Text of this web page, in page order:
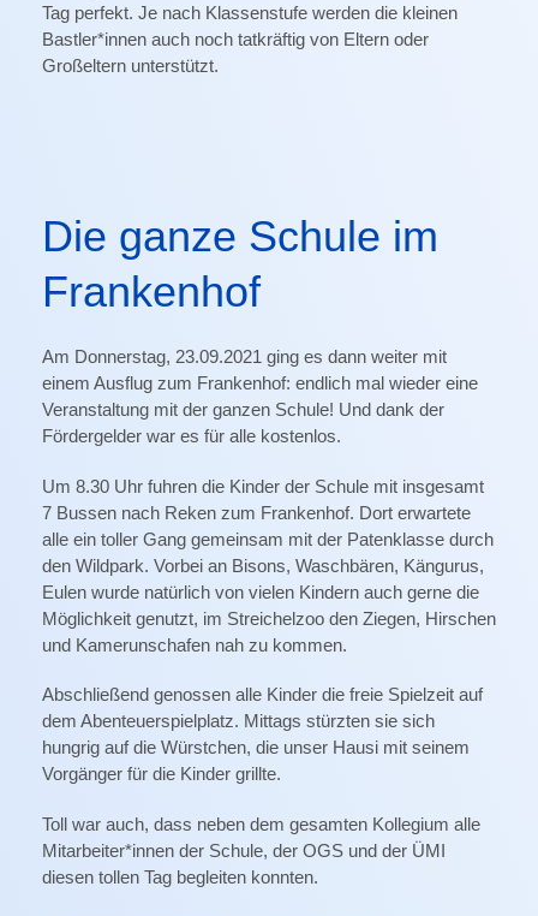
Tag perfekt. Je nach Klassenstufe werden die kleinen
Bastler*innen auch noch tatkräftig von Eltern oder
Großeltern unterstützt.
Die ganze Schule im
Frankenhof
Am Donnerstag, 23.09.2021 ging es dann weiter mit
einem Ausflug zum Frankenhof: endlich mal wieder eine
Veranstaltung mit der ganzen Schule! Und dank der
Fördergelder war es für alle kostenlos.
Um 8.30 Uhr fuhren die Kinder der Schule mit insgesamt
7 Bussen nach Reken zum Frankenhof. Dort erwartete
alle ein toller Gang gemeinsam mit der Patenklasse durch
den Wildpark. Vorbei an Bisons, Waschbären, Kängurus,
Eulen wurde natürlich von vielen Kindern auch gerne die
Möglichkeit genutzt, im Streichelzoo den Ziegen, Hirschen
und Kamerunschafen nah zu kommen.
Abschließend genossen alle Kinder die freie Spielzeit auf
dem Abenteuerspielplatz. Mittags stürzten sie sich
hungrig auf die Würstchen, die unser Hausi mit seinem
Vorgänger für die Kinder grillte.
Toll war auch, dass neben dem gesamten Kollegium alle
Mitarbeiter*innen der Schule, der OGS und der ÜMI
diesen tollen Tag begleiten konnten.